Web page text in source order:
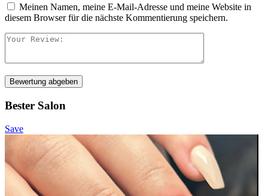
Meinen Namen, meine E-Mail-Adresse und meine Website in
diesem Browser für die nächste Kommentierung speichern.
Bewertung abgeben
Bester Salon
Save